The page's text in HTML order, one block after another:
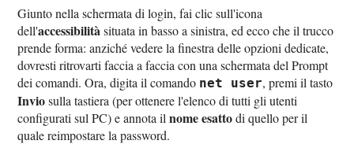
Giunto nella schermata di login, fai clic sull'icona
dell'accessibilitàsituata in basso a sinistra, ed ecco che il trucco
prende forma: anziché vedere la finestra delle opzioni dedicate,
dovresti ritrovarti faccia a faccia con una schermata del Prompt
dei comandi. Ora, digita il comando net user, premi il tasto
Inviosulla tastiera (per ottenere l'elenco di tutti gli utenti
configurati sul PC) e annota ilnome esattodi quello per il
quale reimpostare la password.